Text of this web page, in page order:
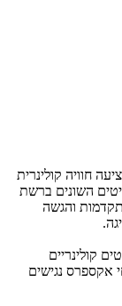
חוויה קולינרית
השונים ברשת
והגשה
קולינריים
אקספרס נגישים